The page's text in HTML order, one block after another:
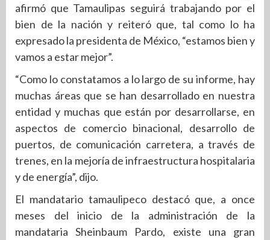
afirmó que Tamaulipas seguirá trabajando por el
bien de la nación y reiteró que, tal como lo ha
expresado la presidenta de México, “estamos bien y
vamos a estar mejor”.
“Como lo constatamos a lo largo de su informe, hay
muchas áreas que se han desarrollado en nuestra
entidad y muchas que están por desarrollarse, en
aspectos de comercio binacional, desarrollo de
puertos, de comunicación carretera, a través de
trenes, en la mejoría de infraestructura hospitalaria
y de energía”, dijo.
El mandatario tamaulipeco destacó que, a once
meses del inicio de la administración de la
mandataria Sheinbaum Pardo, existe una gran